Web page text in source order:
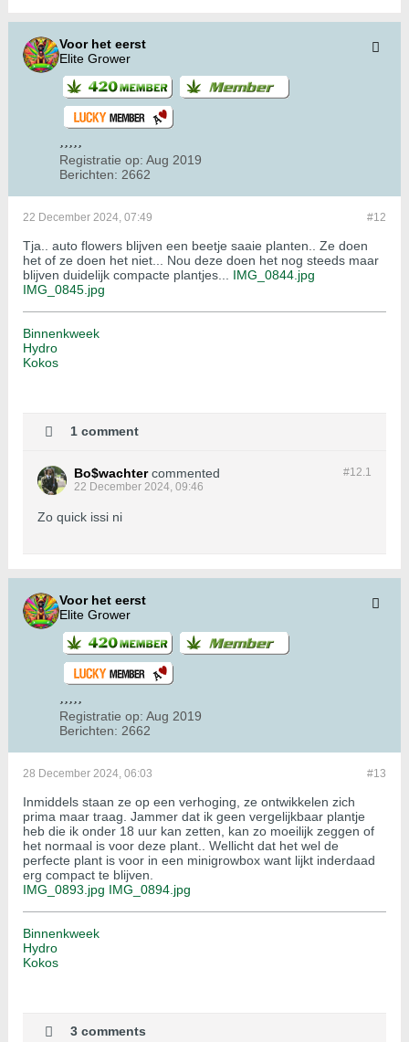
Voor het eerst
Elite Grower
Registratie op: Aug 2019
Berichten: 2662
#12
22 December 2024, 07:49
Tja.. auto flowers blijven een beetje saaie planten.. Ze doen
het of ze doen het niet... Nou deze doen het nog steeds maar
blijven duidelijk compacte plantjes... IMG_0844.jpg
IMG_0845.jpg
Binnenkweek
Hydro
Kokos
1 comment
#12.1
Bo$wachter commented
22 December 2024, 09:46
Zo quick issi ni
Voor het eerst
Elite Grower
Registratie op: Aug 2019
Berichten: 2662
#13
28 December 2024, 06:03
Inmiddels staan ze op een verhoging, ze ontwikkelen zich
prima maar traag. Jammer dat ik geen vergelijkbaar plantje
heb die ik onder 18 uur kan zetten, kan zo moeilijk zeggen of
het normaal is voor deze plant.. Wellicht dat het wel de
perfecte plant is voor in een minigrowbox want lijkt inderdaad
erg compact te blijven.
IMG_0893.jpg IMG_0894.jpg
Binnenkweek
Hydro
Kokos
3 comments